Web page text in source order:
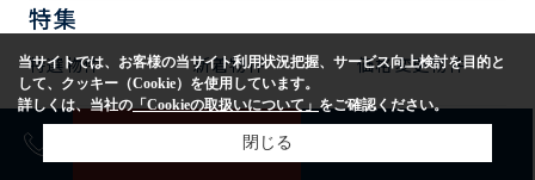
特集
特選物件 新着物件 価格変更物件
その他
来店予約 お問い合わせ 売却査定
当サイトでは、お客様の当サイト利用状況把握、サービス向上検討を目的と
して、クッキー（Cookie）を使用しています。
詳しくは、当社の「Cookieの取扱いについて」をご確認ください。
閉じる